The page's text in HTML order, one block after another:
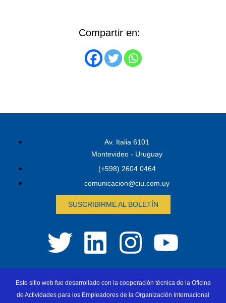
Compartir en:
Av. Italia 6101
Montevideo - Uruguay
(+598) 2604 0464
comunicacion@ciu.com.uy
SUSCRIBIRME AL BOLETÍN
Este sitio web fue desarrollado con la cooperación técnica de la Oficina
de Actividades para los Empleadores de la Organización Internacional